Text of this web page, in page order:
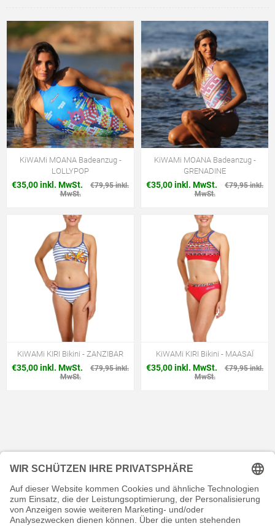
KiWAMi MOANA Badeanzug -
LOLLYPOP
€35,00 inkl. MwSt.
€79,95 inkl.
MwSt.
KiWAMi MOANA Badeanzug -
GRENADINE
€35,00 inkl. MwSt.
€79,95 inkl.
MwSt.
KiWAMi KIRI Bikini - ZANZIBAR
€35,00 inkl. MwSt.
€79,95 inkl.
MwSt.
KiWAMi KIRI Bikini - MAASAÏ
€35,00 inkl. MwSt.
€79,95 inkl.
MwSt.